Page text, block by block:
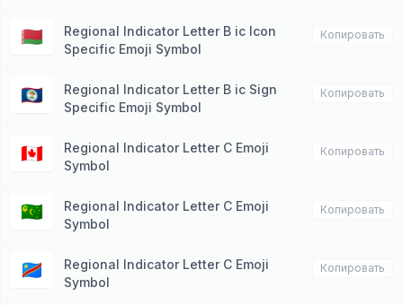
🇧🇾
Regional Indicator Letter B ic Icon
Specific Emoji Symbol
Копировать
🇧🇿
Regional Indicator Letter B ic Sign
Specific Emoji Symbol
Копировать
🇨🇦
Regional Indicator Letter C Emoji
Symbol
Копировать
🇨🇨
Regional Indicator Letter C Emoji
Symbol
Копировать
🇨🇩
Regional Indicator Letter C Emoji
Symbol
Копировать